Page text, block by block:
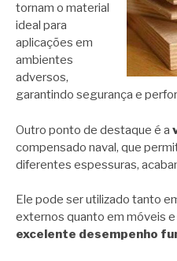
tornam o material
ideal para
aplicações em
ambientes
adversos,
garantindo segurança e
Outro ponto de destaque é a
compensado naval, que
diferentes espessuras,
Ele pode ser utilizado tanto
externos quanto em móveis
excelente desempenho